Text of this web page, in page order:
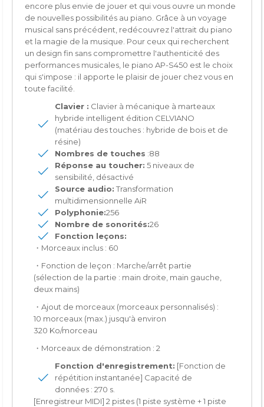
encore plus envie de jouer et qui vous ouvre un monde
de nouvelles possibilités au piano. Grâce à un voyage
musical sans précédent, redécouvrez l'attrait du piano
et la magie de la musique. Pour ceux qui recherchent
un design fin sans compromettre l'authenticité des
performances musicales, le piano AP-S450 est le choix
qui s'impose : il apporte le plaisir de jouer chez vous en
toute facilité.
Clavier : Clavier à mécanique à marteaux
hybride intelligent édition CELVIANO
(matériau des touches : hybride de bois et de
résine)
Nombres de touches :88
Réponse au toucher: 5 niveaux de
sensibilité, désactivé
Source audio: Transformation
multidimensionnelle AiR
Polyphonie:256
Nombre de sonorités:26
Fonction leçons:
・Morceaux inclus : 60
・Fonction de leçon : Marche/arrêt partie
(sélection de la partie : main droite, main gauche,
deux mains)
・Ajout de morceaux (morceaux personnalisés) :
10 morceaux (max.) jusqu'à environ
320 Ko/morceau
・Morceaux de démonstration : 2
Fonction d'enregistrement: [Fonction de
répétition instantanée] Capacité de
données : 270 s.
[Enregistreur MIDI] 2 pistes (1 piste système + 1 piste